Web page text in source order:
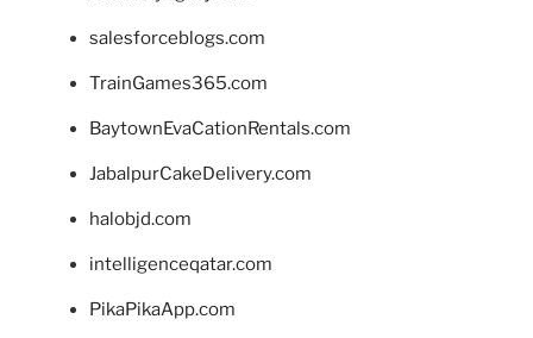
salesforceblogs.com
TrainGames365.com
BaytownEvaCationRentals.com
JabalpurCakeDelivery.com
halobjd.com
intelligenceqatar.com
PikaPikaApp.com